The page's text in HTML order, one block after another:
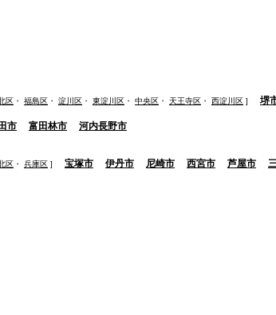
区 ・ 福島区 ・ 淀川区 ・ 東淀川区 ・ 中央区 ・ 天王寺区 ・ 西淀川区 ] 堺
市 富田林市 河内長野市
区 ・ 兵庫区 ] 宝塚市 伊丹市 尼崎市 西宮市 芦屋市